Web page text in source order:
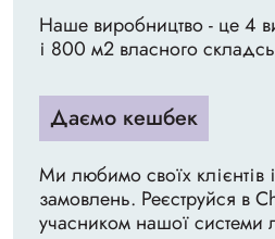
Наше виробництво - це 4
і 800 м2 власного
Даємо кешбек
Ми любимо своїх
замовлень. Реєструйся в
учасником нашої системи